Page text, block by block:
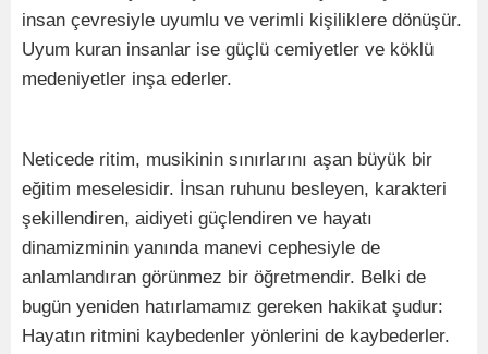
insan çevresiyle uyumlu ve verimli kişiliklere dönüşür.
Uyum kuran insanlar ise güçlü cemiyetler ve köklü
medeniyetler inşa ederler.
Neticede ritim, musikinin sınırlarını aşan büyük bir
eğitim meselesidir. İnsan ruhunu besleyen, karakteri
şekillendiren, aidiyeti güçlendiren ve hayatı
dinamizminin yanında manevi cephesiyle de
anlamlandıran görünmez bir öğretmendir. Belki de
bugün yeniden hatırlamamız gereken hakikat şudur:
Hayatın ritmini kaybedenler yönlerini de kaybederler.